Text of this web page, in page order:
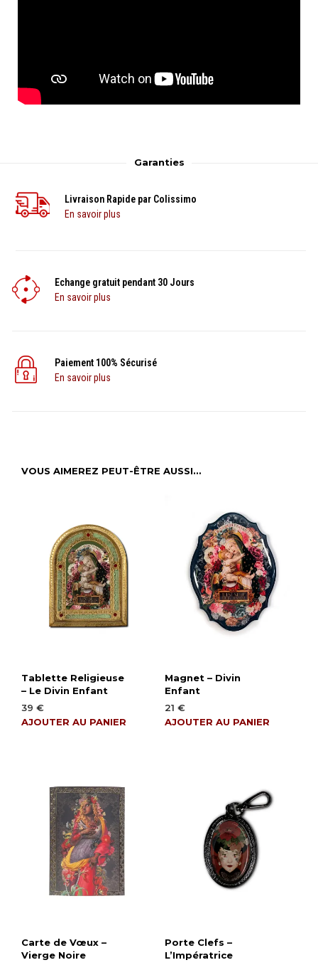
Garanties
Livraison Rapide par Colissimo
En savoir plus
Echange gratuit pendant 30 Jours
En savoir plus
Paiement 100% Sécurisé
En savoir plus
VOUS AIMEREZ PEUT-ÊTRE AUSSI…
Tablette Religieuse
– Le Divin Enfant
39 €
AJOUTER AU PANIER
Magnet – Divin
Enfant
21 €
AJOUTER AU PANIER
Carte de Vœux –
Vierge Noire
Porte Clefs –
L’Impératrice